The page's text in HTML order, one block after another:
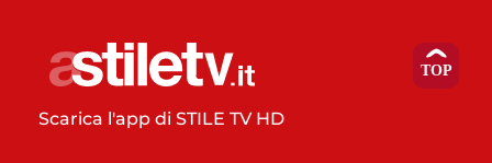
Scarica l'app di STILE TV HD